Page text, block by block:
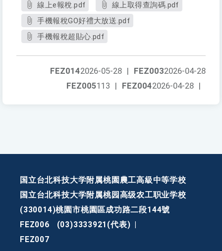
線上e報稅.pdf
線上取得查詢碼.pdf
手機報稅GO好禮大放送.pdf
手機報稅超貼心.pdf
FEZ0032026-04-28
FEZ0142026-05-28 |
FEZ0042026-04-28 |
FEZ005113 |
国立台北科技大学附属桃園農工高級中等学校
国立台北科技大学附属桃园高级农工职业学校
(330014)桃園市桃園區成功路二段144號
FEZ006
(03)3333921(代表)
FEZ007